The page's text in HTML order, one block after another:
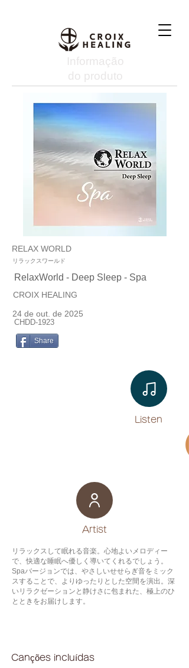
Informação
do produto
RELAX WORLD
リラックスワールド
RelaxWorld - Deep Sleep - Spa
CROIX HEALING
24 de out. de 2025
CHDD-1923
Share
Listen​
​Artist
リラックスして眠れる音楽。心地よいメロディー
で、快適な睡眠へ優しく導いてくれるでしょう。
Spaバージョンでは、やさしいせせらぎ音をミック
スすることで、よりゆったりとした空間を演出。深
いリラクゼーションと静けさに包まれた、極上のひ
とときをお届けします。
Canções incluídas